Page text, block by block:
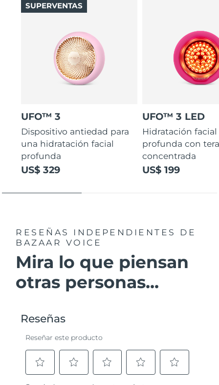
UFO™ 3
Dispositivo antiedad para
una hidratación facial
profunda
US$ 329
SUPERVENTAS
UFO™ 3 LED
Hidratación facial
profunda con
concentrada
US$ 199
RESEÑAS INDEPENDIENTES
DE
BAZAAR VOICE
Mira lo que piensan
otras personas...